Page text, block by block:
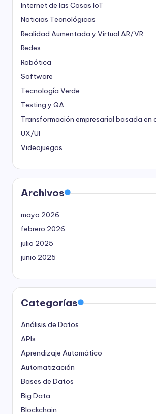
Internet de las Cosas IoT
Noticias Tecnológicas
Realidad Aumentada y Virtual AR/VR
Redes
Robótica
Software
Tecnología Verde
Testing y QA
Transformación empresarial basada en
UX/UI
Videojuegos
Archivos
mayo 2026
febrero 2026
julio 2025
junio 2025
Categorías
Análisis de Datos
APIs
Aprendizaje Automático
Automatización
Bases de Datos
Big Data
Blockchain